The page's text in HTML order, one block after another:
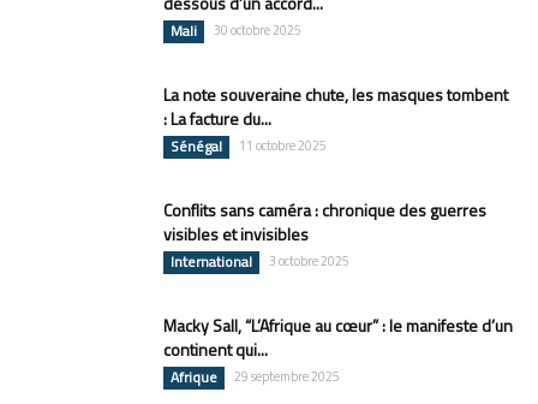
Mali 30 octobre 2025
La note souveraine chute, les masques tombent
: La facture du...
Sénégal 11 octobre 2025
Conflits sans caméra : chronique des guerres
visibles et invisibles
International 3 octobre 2025
Macky Sall, “L’Afrique au cœur” : le manifeste d’un
continent qui...
Afrique 29 septembre 2025